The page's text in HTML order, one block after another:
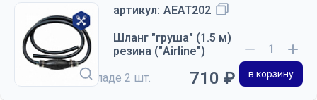
артикул: AEAT202
Шланг "груша" (1.5 м)
резина ("Airline")
на складе 2 шт. 710 ₽ в корзину